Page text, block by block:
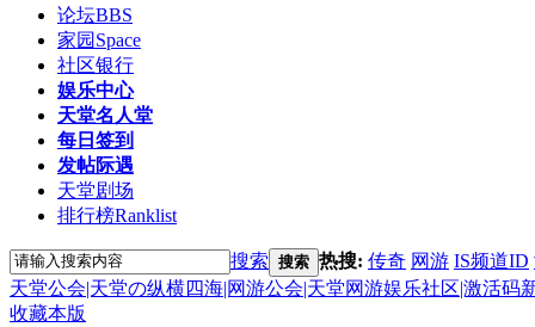
论坛BBS
家园 Space
社区银行
娱乐中心
天堂名人堂
每日签到
发帖际遇
天堂剧场
排行榜Ranklist
搜索 搜索 热搜: 传奇 网游 IS频道ID
天堂公会|天堂の纵横四海|网游公会|天堂网游娱乐社区|激活码
收藏本版